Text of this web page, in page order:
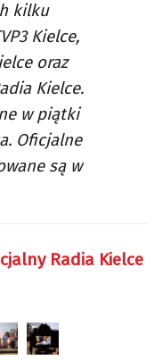
kilku
Kielce,
oraz
Kielce.
w piątki
Oficjalne
są w
Radia Kielce